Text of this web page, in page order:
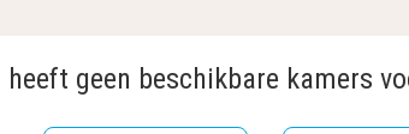
geen beschikbare kamers